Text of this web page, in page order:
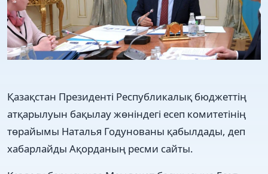
Қазақстан Президенті Республикалық бюджеттің
атқарылуын бақылау жөніндегі есеп комитетінің
төрайымы Наталья Годунованы қабылдады, деп
хабарлайды Ақорданың ресми сайты.